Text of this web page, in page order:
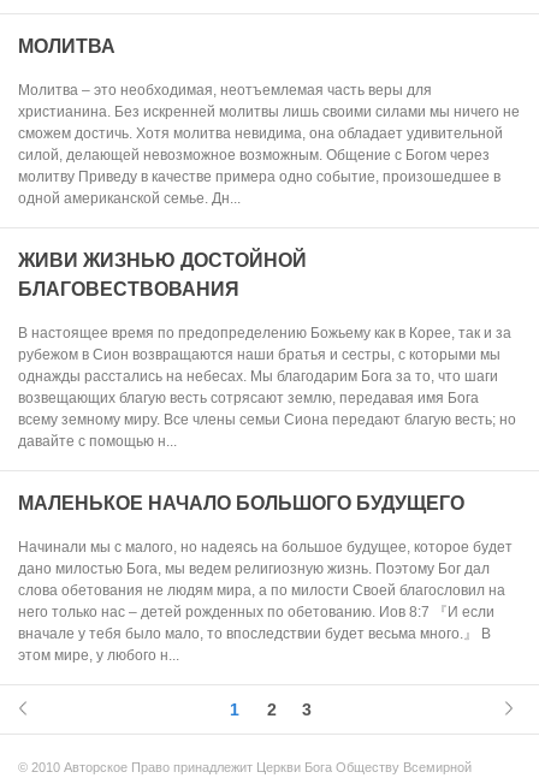
МОЛИТВА
Молитва – это необходимая, неотъемлемая часть веры для
христианина. Без искренней молитвы лишь своими силами мы ничего не
сможем достичь. Хотя молитва невидима, она обладает удивительной
силой, делающей невозможное возможным. Общение с Богом через
молитву Приведу в качестве примера одно событие, произошедшее в
одной американской семье. Дн...
ЖИВИ ЖИЗНЬЮ ДОСТОЙНОЙ
БЛАГОВЕСТВОВАНИЯ
В настоящее время по предопределению Божьему как в Корее, так и за
рубежом в Сион возвращаются наши братья и сестры, с которыми мы
однажды расстались на небесах. Мы благодарим Бога за то, что шаги
возвещающих благую весть сотрясают землю, передавая имя Бога
всему земному миру. Все члены семьи Сиона передают благую весть; но
давайте с помощью н...
МАЛЕНЬКОЕ НАЧАЛО БОЛЬШОГО БУДУЩЕГО
Начинали мы с малого, но надеясь на большое будущее, которое будет
дано милостью Бога, мы ведем религиозную жизнь. Поэтому Бог дал
слова обетования не людям мира, а по милости Своей благословил на
него только нас – детей рожденных по обетованию. Иов 8:7 『И если
вначале у тебя было мало, то впоследствии будет весьма много.』 В
этом мире, у любого н...
1 2 3
© 2010 Авторское Право принадлежит Церкви Бога Обществу Всемирной